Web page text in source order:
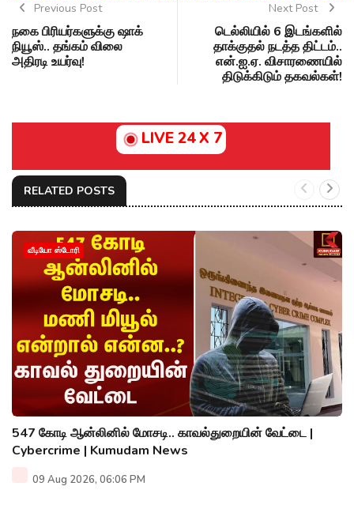
Previous Post
நகை பிரியர்களுக்கு ஷாக்
நியூஸ்.. தங்கம் விலை
அதிரடி உயர்வு!
Next Post
டெல்லியில் 6 இடங்களில்
தாக்குதல் நடத்த திட்டம்..
என்.ஐ.ஏ. விசாரணையில்
திடுக்கிடும் தகவல்கள்!
LIVE 24 X 7
RELATED POSTS
வீடியோ ஸ்டோரி
547 கோடி ஆன்லினில் மோசடி.. காவல்துறையின் வேட்டை |
Cybercrime | Kumudam News
09 Aug 2026, 06:06 PM